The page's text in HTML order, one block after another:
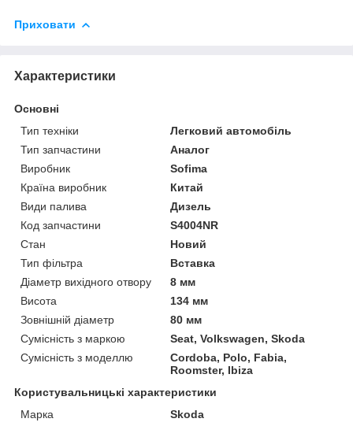
Приховати
Характеристики
Основні
Тип техніки
Легковий автомобіль
Тип запчастини
Аналог
Виробник
Sofima
Країна виробник
Китай
Види палива
Дизель
Код запчастини
S4004NR
Стан
Новий
Тип фільтра
Вставка
Діаметр вихідного отвору
8 мм
Висота
134 мм
Зовнішній діаметр
80 мм
Сумісність з маркою
Seat, Volkswagen, Skoda
Сумісність з моделлю
Cordoba, Polo, Fabia,
Roomster, Ibiza
Користувальницькі характеристики
Марка
Skoda